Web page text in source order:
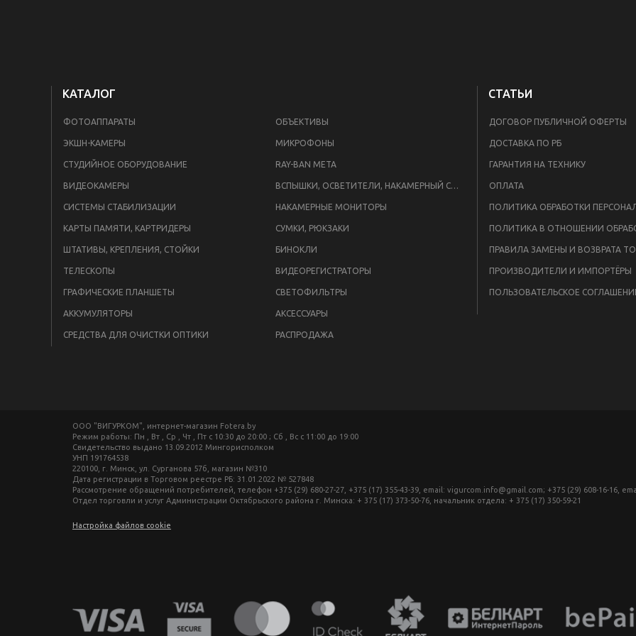
КАТАЛОГ
ФОТОАППАРАТЫ ОБЪЕКТИВЫ
ЭКШН-КАМЕРЫ МИКРОФОНЫ
СТУДИЙНОЕ ОБОРУДОВАНИЕ RAY-BAN META
ВИДЕОКАМЕРЫ ВСПЫШКИ, ОСВЕТИТЕЛИ, НАКАМЕРНЫЙ СВЕТ
СИСТЕМЫ СТАБИЛИЗАЦИИ НАКАМЕРНЫЕ МОНИТОРЫ
КАРТЫ ПАМЯТИ, КАРТРИДЕРЫ СУМКИ, РЮКЗАКИ
ШТАТИВЫ, КРЕПЛЕНИЯ, СТОЙКИ БИНОКЛИ
ТЕЛЕСКОПЫ ВИДЕОРЕГИСТРАТОРЫ
ГРАФИЧЕСКИЕ ПЛАНШЕТЫ СВЕТОФИЛЬТРЫ
АККУМУЛЯТОРЫ АКСЕССУАРЫ
СРЕДСТВА ДЛЯ ОЧИСТКИ ОПТИКИ РАСПРОДАЖА
СТАТЬИ
ДОГОВОР ПУБЛИЧНОЙ ОФЕРТЫ
ДОСТАВКА ПО РБ
ГАРАНТИЯ НА ТЕХНИКУ
ОПЛАТА
ПРАВИЛА ЗАМЕНЫ И ВОЗВРАТА
ПРОИЗВОДИТЕЛИ И ИМПОРТЁРЫ
ПОЛЬЗОВАТЕЛЬСКОЕ
ООО "ВИГУРКОМ", интернет-магазин Fotera.by
Режим работы: Пн , Вт , Ср , Чт , Пт c 10:30 до 20:00 ; Сб , Вс c 11:00 до 19:00
Свидетельство выдано 13.09.2012 Мингорисполком
УНП 191764538
220100, г. Минск, ул. Сурганова 57б, магазин №310
Дата регистрации в Торговом реестре РБ: 31.01.2022 № 527848
Рассмотрение обращений потребителей, телефон +375 (29) 680-27-27, +375 (17) 355-43-39, email: vigurcom.info@gmail.com; +375 (29) 608-16-16,
Отдел торговли и услуг Администрации Октябрьского района г. Минска: + 375 (17) 373-50-76, начальник отдела: + 375 (17) 350-59-21
Настройка файлов cookie